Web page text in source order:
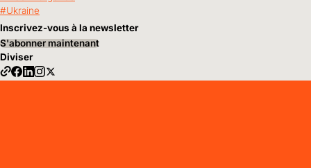
Ukraine
Inscrivez-vous à la newsletter
S'abonner maintenant
Diviser